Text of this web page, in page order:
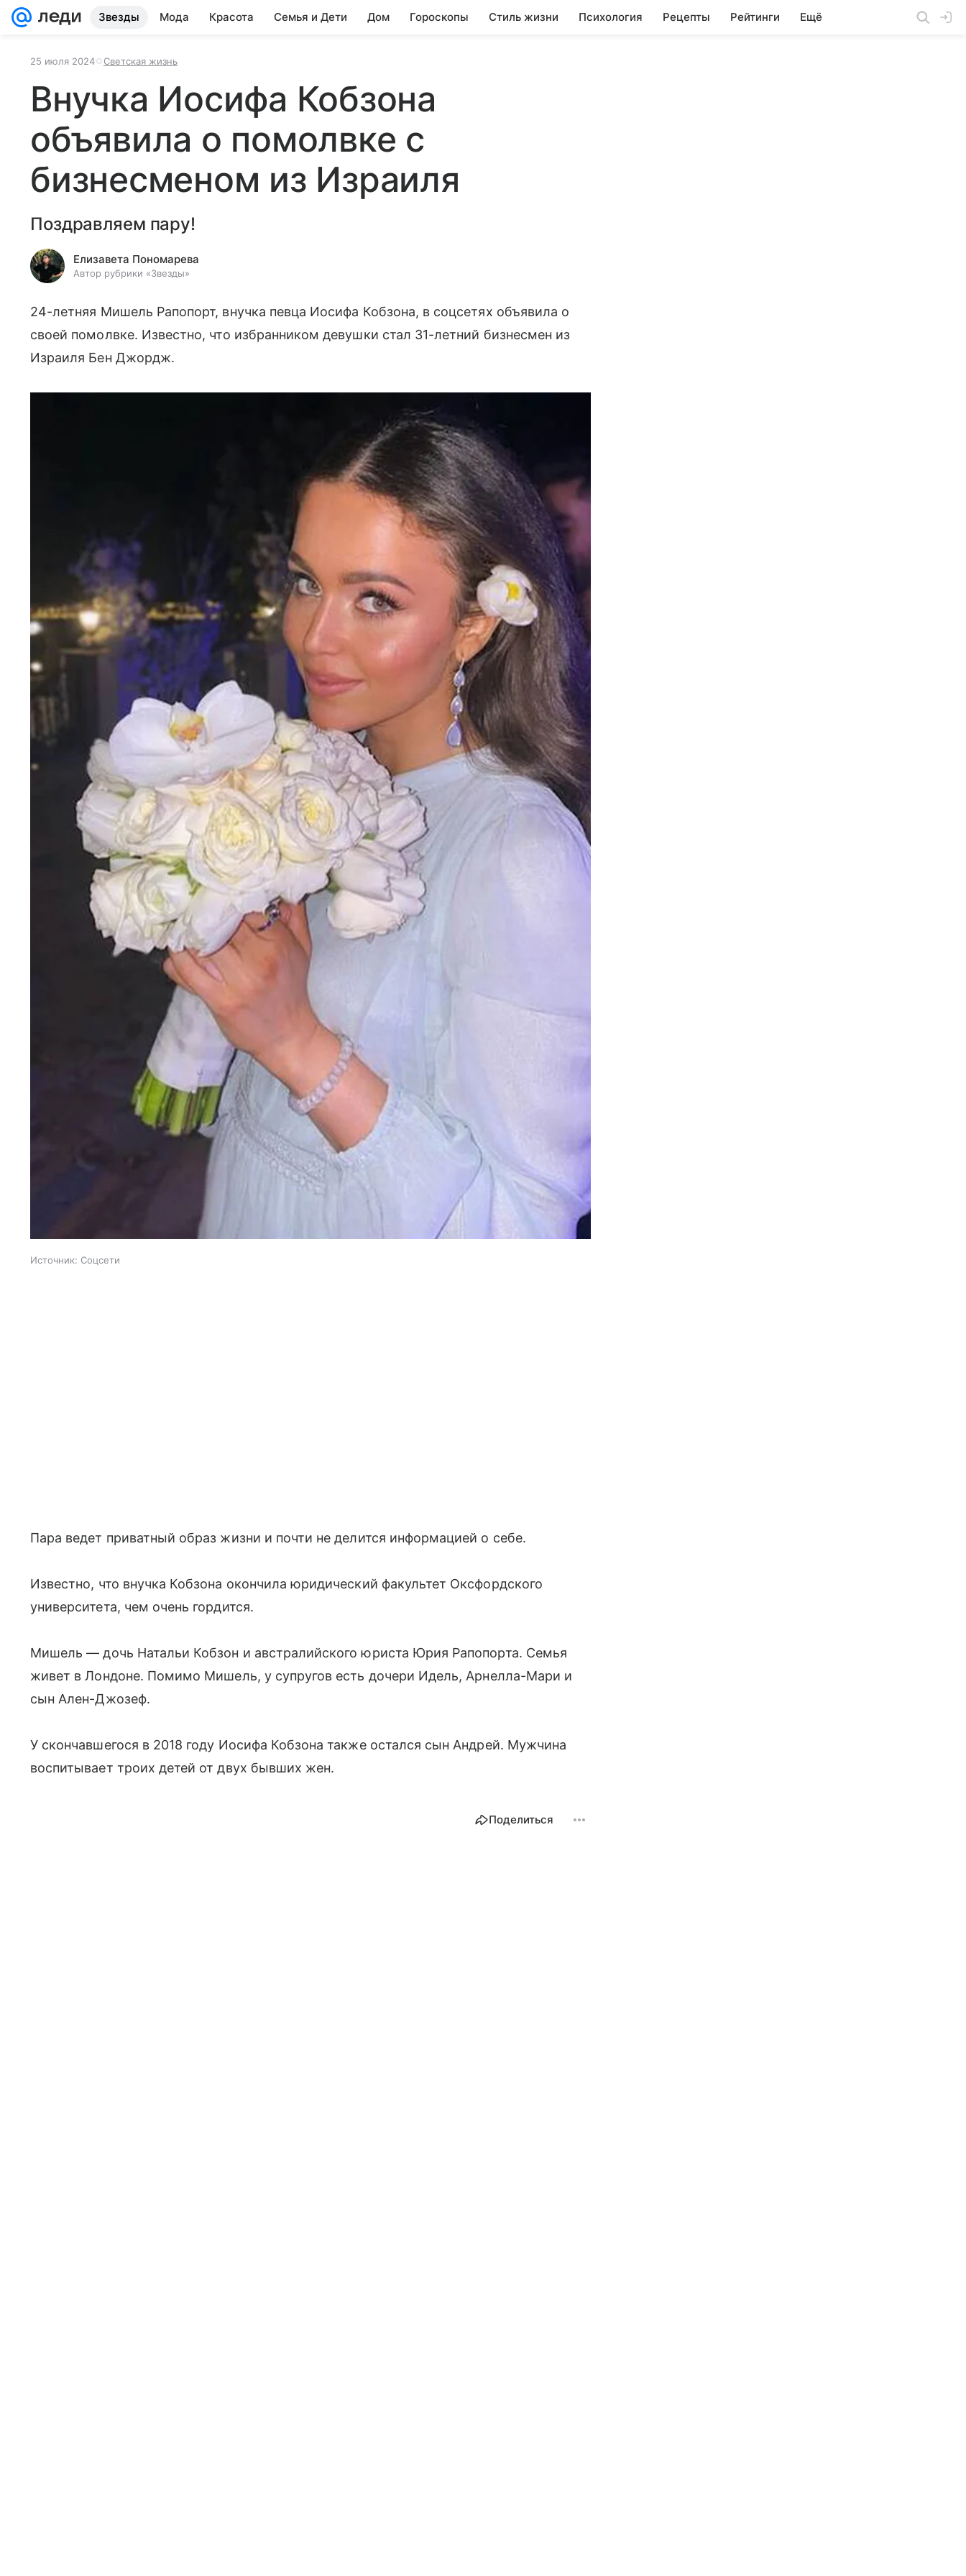
Звезды Мода Красота Семья и Дети Дом Гороскопы Стиль жизни Психология Рецепты Рейтинги Ещё
25 июля 2024 Светская жизнь
Внучка Иосифа Кобзона
объявила о помолвке с
бизнесменом из Израиля
Поздравляем пару!
Елизавета Пономарева
Автор рубрики «Звезды»
24-летняя Мишель Рапопорт, внучка певца Иосифа Кобзона, в соцсетях объявила о
своей помолвке. Известно, что избранником девушки стал 31-летний бизнесмен из
Израиля Бен Джордж.
Источник: Соцсети
Пара ведет приватный образ жизни и почти не делится информацией о себе.
Известно, что внучка Кобзона окончила юридический факультет Оксфордского
университета, чем очень гордится.
Мишель — дочь Натальи Кобзон и австралийского юриста Юрия Рапопорта. Семья
живет в Лондоне. Помимо Мишель, у супругов есть дочери Идель, Арнелла-Мари и
сын Ален-Джозеф.
У скончавшегося в 2018 году Иосифа Кобзона также остался сын Андрей. Мужчина
воспитывает троих детей от двух бывших жен.
Поделиться